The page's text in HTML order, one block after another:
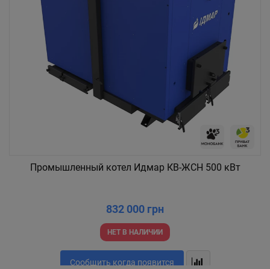
Промышленный котел Идмар КВ-ЖСН 500 кВт
832 000 грн
НЕТ В НАЛИЧИИ
Сообщить когда появится